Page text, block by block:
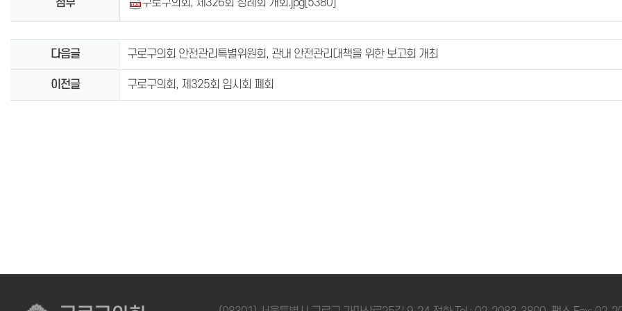
첨부 구로구의회, 제326회 정례회 개회.jpg [5380]
다음글 구로구의회 안전관리특별위원회, 관내 안전관리대책을 위한 보고회 개최
이전글 구로구의회, 제325회 임시회 폐회